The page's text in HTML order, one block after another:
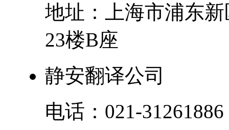
地址：
上海市浦东新
23楼B座
静安翻译公司
电话： 021-31261886